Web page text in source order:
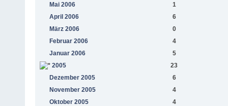
Mai 2006
1
April 2006
6
März 2006
0
Februar 2006
4
Januar 2006
5
2005
23
Dezember 2005
6
November 2005
4
Oktober 2005
4